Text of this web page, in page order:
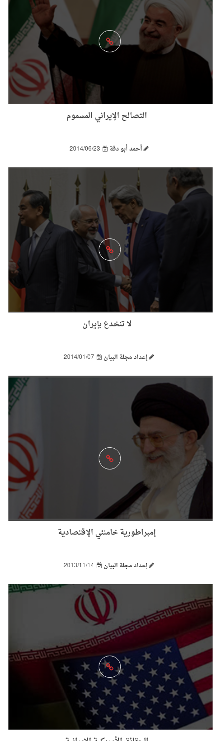
التصالح الإيراني المسموم
أحمد أبو دقة 2014/06/23
لا تنخدع بإيران
إعداد مجلة البيان 2014/01/07
إمبراطورية خامنئي الإقتصادية
إعداد مجلة البيان 2013/11/14